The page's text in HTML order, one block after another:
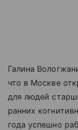
Галина
что в Москве
для людей
ранних
года успешно